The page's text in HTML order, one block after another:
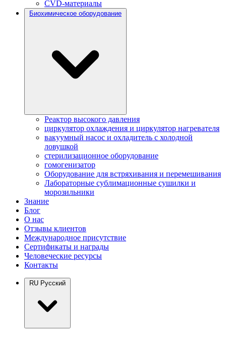
CVD-материалы
Биохимическое оборудование
Реактор высокого давления
циркулятор охлаждения и циркулятор нагревателя
вакуумный насос и охладитель с холодной
ловушкой
стерилизационное оборудование
гомогенизатор
Оборудование для встряхивания и перемешивания
Лабораторные сублимационные сушилки и
морозильники
Знание
Блог
О нас
Отзывы клиентов
Международное присутствие
Сертификаты и награды
Человеческие ресурсы
Контакты
RU Русский